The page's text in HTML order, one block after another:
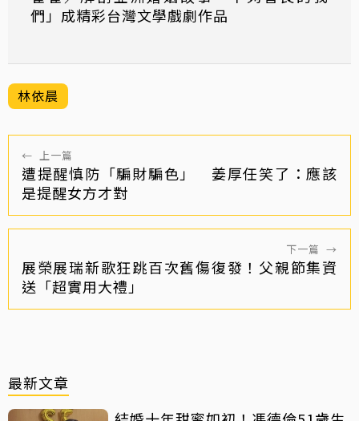
們」成精彩台灣文學戲劇作品
林依晨
← 上一篇
遭提醒慎防「騙財騙色」 姜厚任笑了：應該
是提醒女方才對
下一篇 →
展榮展瑞新歌狂跳百次舊傷復發！父親節集資
送「超實用大禮」
最新文章